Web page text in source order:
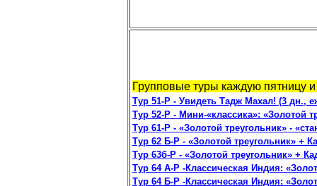
Групповые туры каждую пятницу и
Тур 51-Р - Увидеть Тадж Махал! (3 дн.,
Тур 52-Р - Мини-«классика»: «Золотой
Тур 61-Р - «Золотой треугольник» -
Тур 62 Б-Р - «Золотой треугольник» +
Тур 63б-Р - «Золотой треугольник» +
Тур 64 А-Р -Классическая Индия:
Тур 64 Б-Р -Классическая Индия: